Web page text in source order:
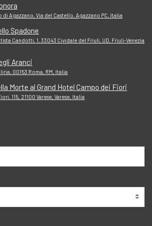
di Agazzano, Via del Castello, Agazzano PC, Italia
Spadone
Candotti, 1, 33043 Cividale del Friuli, UD, Friuli-Venezia
Aranci
00153 Roma, RM, Italia
Morte al Grand Hotel Campo dei Fiori
115, 21100 Varese, Varese, Italia